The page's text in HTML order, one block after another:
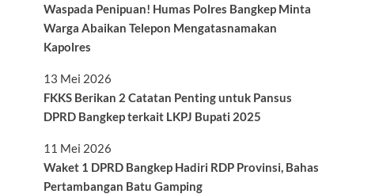
Waspada Penipuan! Humas Polres Bangkep Minta
Warga Abaikan Telepon Mengatasnamakan
Kapolres
13 Mei 2026
FKKS Berikan 2 Catatan Penting untuk Pansus
DPRD Bangkep terkait LKPJ Bupati 2025
11 Mei 2026
Waket 1 DPRD Bangkep Hadiri RDP Provinsi, Bahas
Pertambangan Batu Gamping